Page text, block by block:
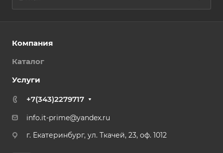
Компания
Каталог
Услуги
+7(343)2279717
info.it-prime@yandex.ru
г. Екатеринбург, ул. Ткачей, 23, оф. 1012